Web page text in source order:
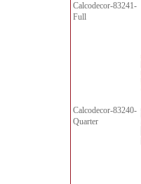
Calcodecor-83241-
Full
Calcodecor-83240-
Quarter